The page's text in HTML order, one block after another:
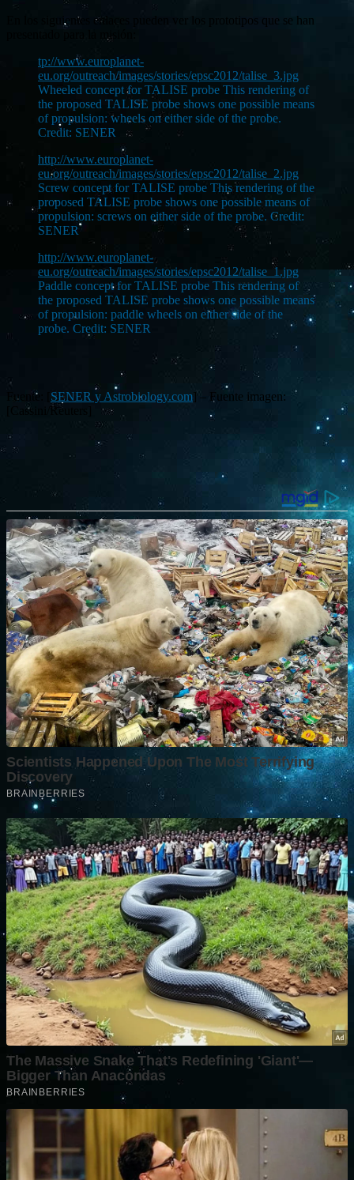
En los siguientes enlaces pueden ver los prototipos que se han
presentado para la misión:
tp://www.europlanet-
eu.org/outreach/images/stories/epsc2012/talise_3.jpg
Wheeled concept for TALISE probe This rendering of
the proposed TALISE probe shows one possible means
of propulsion: wheels on either side of the probe.
Credit: SENER
http://www.europlanet-
eu.org/outreach/images/stories/epsc2012/talise_2.jpg
Screw concept for TALISE probe This rendering of the
proposed TALISE probe shows one possible means of
propulsion: screws on either side of the probe. Credit:
SENER
http://www.europlanet-
eu.org/outreach/images/stories/epsc2012/talise_1.jpg
Paddle concept for TALISE probe This rendering of
the proposed TALISE probe shows one possible means
of propulsion: paddle wheels on either side of the
probe. Credit: SENER
Fuente: [ SENER y Astrobiology.com] – Fuente imagen:
[Cassini/Reuters]